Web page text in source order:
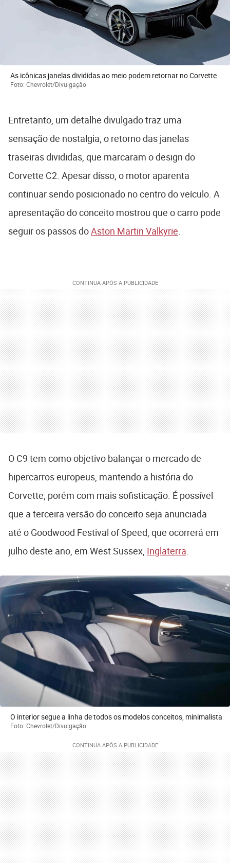
As icônicas janelas divididas ao meio podem retornar no Corvette
Foto: Chevrolet/Divulgação
Entretanto, um detalhe divulgado traz uma
sensação de nostalgia, o retorno das janelas
traseiras divididas, que marcaram o design do
Corvette C2. Apesar disso, o motor aparenta
continuar sendo posicionado no centro do veículo. A
apresentação do conceito mostrou que o carro pode
seguir os passos doAston Martin Valkyrie.
O C9 tem como objetivo balançar o mercado de
hipercarros europeus, mantendo a história do
Corvette, porém com mais sofisticação. É possível
que a terceira versão do conceito seja anunciada
até o Goodwood Festival of Speed, que ocorrerá em
julho deste ano, em West Sussex, Inglaterra.
O interior segue a linha de todos os modelos conceitos, minimalista
Foto: Chevrolet/Divulgação